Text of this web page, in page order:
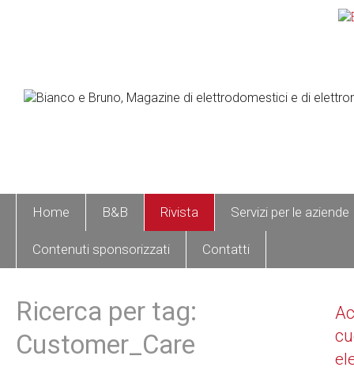
Home B&B Rivista Servizi per le aziende
Contenuti sponsorizzati Contatti
Ricerca per tag:
Customer_Care